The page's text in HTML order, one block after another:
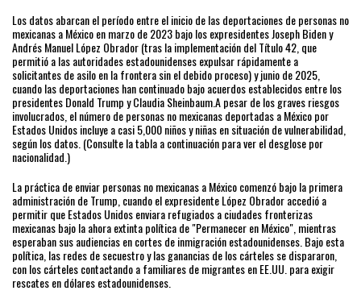
Los datos abarcan el período entre el inicio de las deportaciones de personas no
mexicanas a México en marzo de 2023 bajo los expresidentes Joseph Biden y
Andrés Manuel López Obrador (tras la implementación del Título 42, que
permitió a las autoridades estadounidenses expulsar rápidamente a
solicitantes de asilo en la frontera sin el debido proceso) y junio de 2025,
cuando las deportaciones han continuado bajo acuerdos establecidos entre los
presidentes Donald Trump y Claudia Sheinbaum.A pesar de los graves riesgos
involucrados, el número de personas no mexicanas deportadas a México por
Estados Unidos incluye a casi 5,000 niños y niñas en situación de vulnerabilidad,
según los datos. (Consulte la tabla a continuación para ver el desglose por
nacionalidad.)
La práctica de enviar personas no mexicanas a México comenzó bajo la primera
administración de Trump, cuando el expresidente López Obrador accedió a
permitir que Estados Unidos enviara refugiados a ciudades fronterizas
mexicanas bajo la ahora extinta política de "Permanecer en México", mientras
esperaban sus audiencias en cortes de inmigración estadounidenses. Bajo esta
política, las redes de secuestro y las ganancias de los cárteles se dispararon,
con los cárteles contactando a familiares de migrantes en EE.UU. para exigir
rescates en dólares estadounidenses.